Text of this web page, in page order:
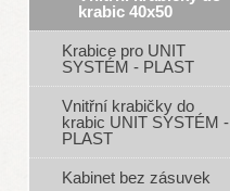
krabic 40x50
Krabice pro UNIT
SYSTÉM - PLAST
Vnitřní krabičky do
krabic UNIT SYSTÉM -
PLAST
Kabinet bez zásuvek